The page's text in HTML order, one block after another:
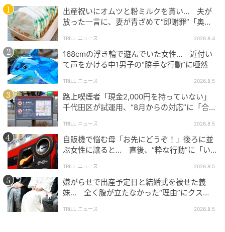
公式Xでの定期的な発信ならではの楽しみですね。現在
進行中の湿原ゾーンの整備によって、ハシビロコウた
ちがより野生に近い広い環境で暮らせるようになるだ
けでなく、アジア初の繁殖という壮大な夢に挑戦して
いるお話を知り、ますます応援したくなりました。新
施設のお披露目の日が本当に待ち遠しいです。
＜ライタープロフィル＞ゆんち
2004年に産経新聞社へ入社。静岡、仙台での事件取材
を経て、東京社会部では厚生労働省を担当、派遣労働
問題などの社会課題を深く掘り下げる。また、特異な
キャリアとして法廷画家を兼務し、数多くの法廷画を
手掛けてきた。その後、産経新聞社が発行していたタ
ブロイド紙「SANKEI EX」にてブランド、旅、食をテ
ーマとした執筆活動を展開。南アフリカやオーストラ
出産祝いにオムツと粉ミルクを貰い… 夫が
放った一言に、妻が青ざめて“即謝罪”「奥様
TRILL ニュース 2026.8.4
168cmの浮き輪で遊んでいた女性… 近付い
て声をかける中1男子の“勝手な行動”に唖然
TRILL ニュース 2026.8.5
路上喫煙者「現金2,000円を持っていない」
千代田区が試運用、“8月からの対応”に「合理
TRILL ニュース 2026.8.5
自販機で悩む母「お先にどうぞ！」後ろに並
ぶ女性に譲ると… 直後、“粋な行動”に「い
TRILL ニュース 2026.8.5
嫌がらせで出産予定日と結婚式を被せた義
妹… 全く腹が立たなかった“理由”にクス
TRILL ニュース 2026.8.5